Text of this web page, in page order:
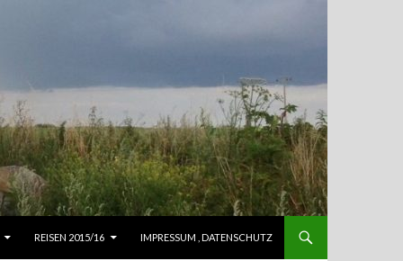
REISEN 2015/16 IMPRESSUM , DATENSCHUTZ